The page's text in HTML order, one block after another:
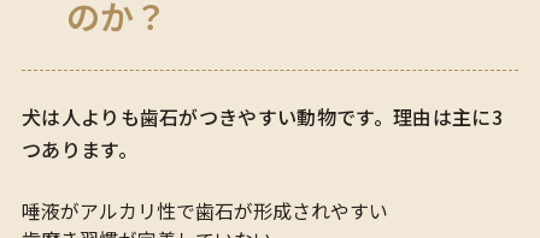
のか？
犬は人よりも歯石がつきやすい動物です。理由は主に3
つあります。
唾液がアルカリ性で歯石が形成されやすい